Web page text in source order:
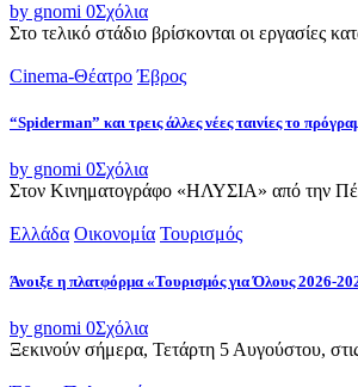
by gnomi 0Σχόλια
Στο τελικό στάδιο βρίσκονται οι
Cinema-Θέατρο Έβρος
“Spiderman” και τρεις άλλες νέες ταινίες το
by gnomi 0Σχόλια
Στον Κινηματογράφο «ΗΛΥΣΙΑ» από την
Ελλάδα Οικονομία Τουρισμός
Άνοιξε η πλατφόρμα «Τουρισμός για Όλους 2026-
by gnomi 0Σχόλια
Ξεκινούν σήμερα, Τετάρτη 5 Αυγούστου,